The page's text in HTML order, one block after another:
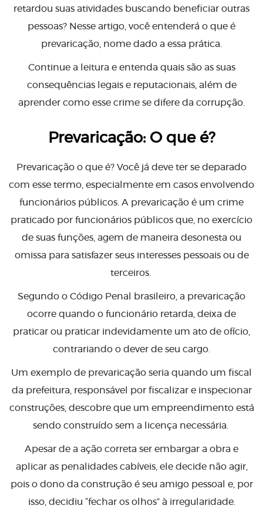
retardou suas atividades buscando beneficiar outras
pessoas? Nesse artigo, você entenderá o que é
prevaricação, nome dado a essa prática.
Continue a leitura e entenda quais são as suas
consequências legais e reputacionais, além de
aprender como esse crime se difere da corrupção.
Prevaricação: O que é?
Prevaricação o que é? Você já deve ter se deparado
com esse termo, especialmente em casos envolvendo
funcionários públicos. A prevaricação é um crime
praticado por funcionários públicos que, no exercício
de suas funções, agem de maneira desonesta ou
omissa para satisfazer seus interesses pessoais ou de
terceiros.
Segundo o Código Penal brasileiro, a prevaricação
ocorre quando o funcionário retarda, deixa de
praticar ou praticar indevidamente um ato de ofício,
contrariando o dever de seu cargo.
Um exemplo de prevaricação seria quando um fiscal
da prefeitura, responsável por fiscalizar e inspecionar
construções, descobre que um empreendimento está
sendo construído sem a licença necessária.
Apesar de a ação correta ser embargar a obra e
aplicar as penalidades cabíveis, ele decide não agir,
pois o dono da construção é seu amigo pessoal e, por
isso, decidiu “fechar os olhos” à irregularidade.